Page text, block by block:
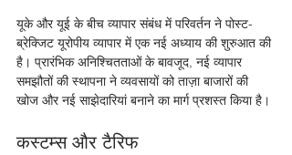
यूके और यूई के बीच व्यापार संबंध में परिवर्तन ने पोस्ट-
ब्रेक्जिट यूरोपीय व्यापार में एक नई अध्याय की शुरुआत की
है। प्रारंभिक अनिश्चितताओं के बावजूद, नई व्यापार
समझौतों की स्थापना ने व्यवसायों को ताज़ा बाजारों की
खोज और नई साझेदारियां बनाने का मार्ग प्रशस्त किया है।
कस्टम्स और टैरिफ